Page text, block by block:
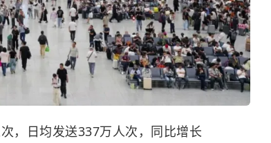
，日均发送337万人次，同比增长